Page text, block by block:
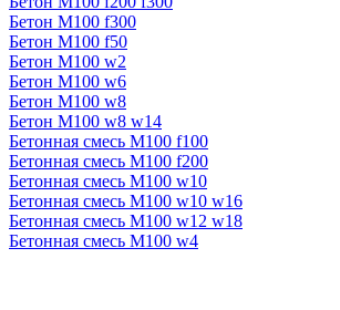
Бетон М100 f300
Бетон М100 f50
Бетон М100 w2
Бетон М100 w6
Бетон М100 w8
Бетон М100 w8 w14
Бетонная смесь М100 f100
Бетонная смесь М100 f200
Бетонная смесь М100 w10
Бетонная смесь М100 w10 w16
Бетонная смесь М100 w12 w18
Бетонная смесь М100 w4